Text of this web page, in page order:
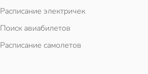
Расписание электричек
Поиск авиабилетов
Расписание самолетов